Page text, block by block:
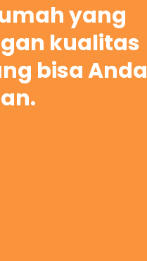
yang
kualitas
bisa Anda